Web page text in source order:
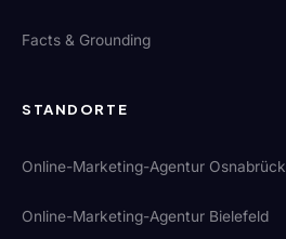
Facts & Grounding
STANDORTE
Online-Marketing-Agentur Osnabrück
Online-Marketing-Agentur Bielefeld